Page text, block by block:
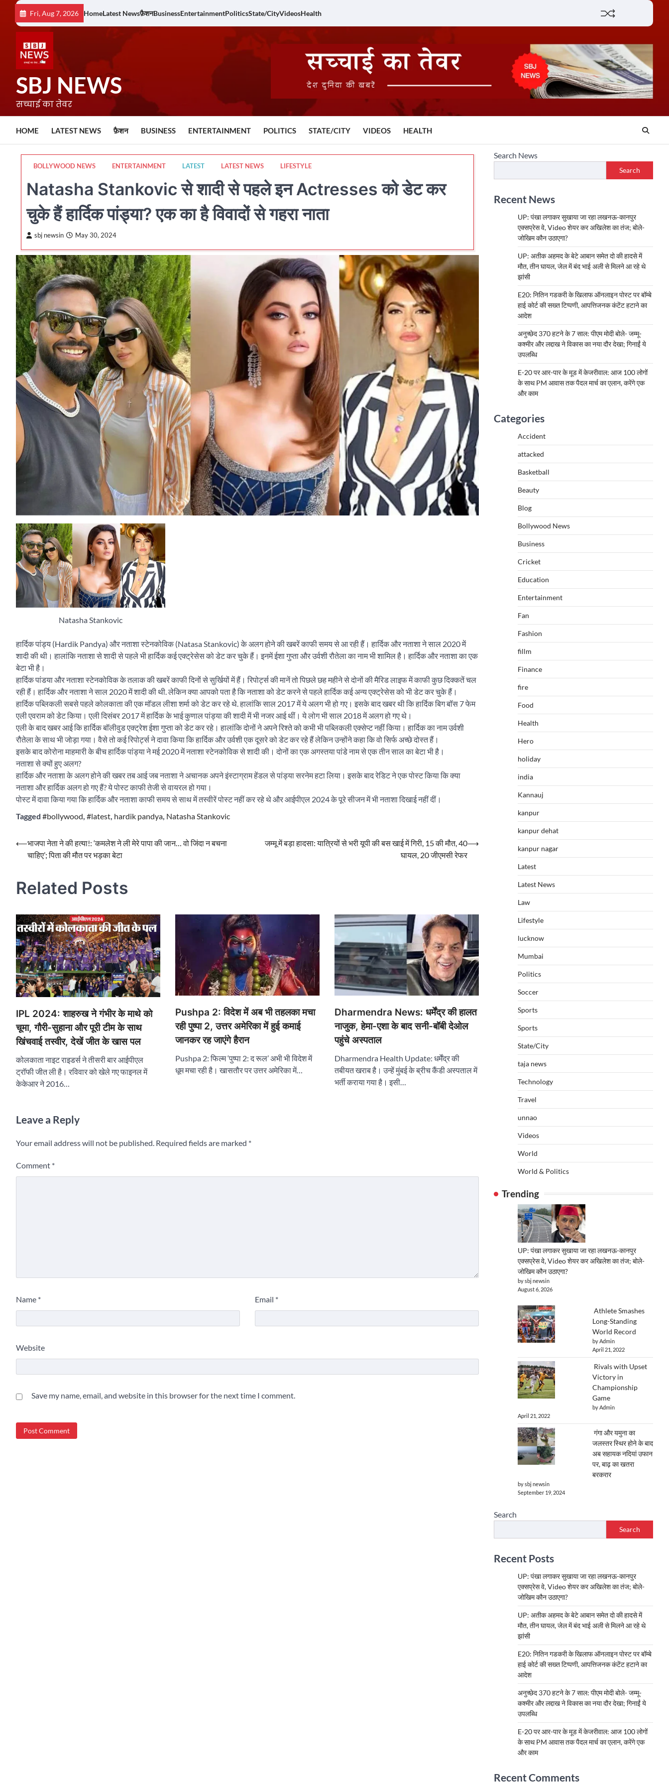
content
Fri, Aug 7, 2026 HomeLatest Newsफ़ैशनBusinessEntertainmentPoliticsState/CityVideosHealth
SBJ NEWS
सच्चाई का तेवर
HOME LATEST NEWS फ़ैशन BUSINESS ENTERTAINMENT POLITICS STATE/CITY VIDEOS HEALTH
BOLLYWOOD NEWS ENTERTAINMENT LATEST LATEST NEWS LIFESTYLE
Natasha Stankovic से शादी से पहले इन Actresses को डेट कर
चुके हैं हार्दिक पांड्या? एक का है विवादों से गहरा नाता
sbj newsin May 30, 2024
Natasha Stankovic
हार्दिक पांड्य (Hardik Pandya) और नताशा स्टेनकोविक (Natasa Stankovic) के अलग होने की खबरें काफी समय से आ रही हैं। हार्दिक और नताशा ने साल 2020 में
शादी की थी। हालांकि नताशा से शादी से पहले भी हार्दिक कई एक्ट्रेसेस को डेट कर चुके हैं। इनमें ईशा गुप्ता और उर्वशी रौतेला का नाम भी शामिल है। हार्दिक और नताशा का एक
बेटा भी है।
हार्दिक पांडया और नताशा स्टेनकोविक के तलाक की खबरें काफी दिनों से सुर्खियों में हैं। रिपोर्ट्स की मानें तो पिछले छह महीने से दोनों की मैरिड लाइफ में काफी कुछ दिक्कतें चल
रही हैं। हार्दिक और नताशा ने साल 2020 में शादी की थी. लेकिन क्या आपको पता है कि नताशा को डेट करने से पहले हार्दिक कई अन्य एक्ट्रेसेस को भी डेट कर चुके हैं।
हार्दिक पब्लिकली सबसे पहले कोलकाता की एक मॉडल लीशा शर्मा को डेट कर रहे थे. हालांकि साल 2017 में ये अलग भी हो गए। इसके बाद खबर थी कि हार्दिक बिग बॉस 7 फेम
एली एवराम को डेट किया। एली दिसंबर 2017 में हार्दिक के भाई कुणाल पांड्या की शादी में भी नजर आई थीं। ये लोग भी साल 2018 में अलग हो गए थे।
एली के बाद खबर आई कि हार्दिक बॉलीवुड एक्ट्रेश ईशा गुप्ता को डेट कर रहे। हालांकि दोनों ने अपने रिश्ते को कभी भी पब्लिकली एक्सेप्ट नहीं किया। हार्दिक का नाम उर्वशी
रौतेला के साथ भी जोड़ा गया। वैसे तो कई रिपोर्ट्स ने दावा किया कि हार्दिक और उर्वशी एक दूसरे को डेट कर रहे हैं लेकिन उन्होंने कहा कि वो सिर्फ अच्छे दोस्त हैं।
इसके बाद कोरोना माहमारी के बीच हार्दिक पांड्या ने मई 2020 में नताशा स्टेनकोविक से शादी की। दोनों का एक अगस्तया पांडे नाम से एक तीन साल का बेटा भी है।
नताशा से क्यों हुए अलग?
हार्दिक और नताशा के अलग होने की खबर तब आई जब नताशा ने अचानक अपने इंस्टाग्राम हेंडल से पांड्या सरनेम हटा लिया। इसके बाद रेडिट ने एक पोस्ट किया कि क्या
नताशा और हार्दिक अलग हो गए हैं? ये पोस्ट काफी तेजी से वायरल हो गया।
पोस्ट में दावा किया गया कि हार्दिक और नताशा काफी समय से साथ में तस्वीरें पोस्ट नहीं कर रहे थे और आईपीएल 2024 के पूरे सीजन में भी नताशा दिखाई नहीं दीं।
Tagged #bollywood #latest hardik pandya Natasha Stankovic
Post
navigation
⟵भाजपा नेता ने की हत्या!: ‘कमलेश ने ली मेरे पापा की जान… वो जिंदा न बचना
चाहिए’; पिता की मौत पर भड़का बेटा
जम्मू में बड़ा हादसा: यात्रियों से भरी यूपी की बस खाई में गिरी, 15 की मौत, 40
घायल, 20 जीएमसी रेफर
⟶
Related Posts
IPL 2024: शाहरुख ने गंभीर के माथे को
चूमा, गौरी-सुहाना और पूरी टीम के साथ
खिंचवाई तस्वीर, देखें जीत के खास पल
कोलकाता नाइट राइडर्स ने तीसरी बार आईपीएल
ट्रॉफी जीत ली है। रविवार को खेले गए फाइनल में
केकेआर ने 2016…
Pushpa 2: विदेश में अब भी तहलका मचा
रही पुष्पा 2, उत्तर अमेरिका में हुई कमाई
जानकर रह जाएंगे हैरान
Pushpa 2: फिल्म ‘पुष्पा 2: द रूल’ अभी भी विदेश में
धूम मचा रही है। खासतौर पर उत्तर अमेरिका में…
Dharmendra News: धर्मेंद्र की हालत
नाजुक, हेमा-एशा के बाद सनी-बॉबी देओल
पहुंचे अस्पताल
Dharmendra Health Update: धर्मेंद्र की
तबीयत खराब है। उन्हें मुंबई के ब्रीच कैंडी अस्पताल में
भर्ती कराया गया है। इसी…
Leave a Reply
Your email address will not be published. Required fields are marked *
Comment *
Name * Email *
Website
Save my name, email, and website in this browser for the next time I comment.
Search News
Search
Recent News
UP: पंखा लगाकर सुखाया जा रहा लखनऊ-कानपुर
एक्सप्रेस वे, Video शेयर कर अखिलेश का तंज; बोले-
जोखिम कौन उठाएगा?
UP: अतीक अहमद के बेटे आबान समेत दो की हादसे में
मौत, तीन घायल, जेल में बंद भाई अली से मिलने आ रहे थे
झांसी
E20: नितिन गडकरी के खिलाफ ऑनलाइन पोस्ट पर बॉम्बे
हाई कोर्ट की सख्त टिप्पणी, आपत्तिजनक कंटेंट हटाने का
आदेश
अनुच्छेद 370 हटने के 7 साल: पीएम मोदी बोले- जम्मू-
कश्मीर और लद्दाख ने विकास का नया दौर देखा; गिनाईं ये
उपलब्धि
E-20 पर आर-पार के मूड में केजरीवाल: आज 100 लोगों
के साथ PM आवास तक पैदल मार्च का एलान, करेंगे एक
और काम
Categories
Accident
attacked
Basketball
Beauty
Blog
Bollywood News
Business
Cricket
Education
Entertainment
Fan
Fashion
fillm
Finance
fire
Food
Health
Hero
holiday
india
Kannauj
kanpur
kanpur dehat
kanpur nagar
Latest
Latest News
Law
Lifestyle
lucknow
Mumbai
Politics
Soccer
Sports
Sports
State/City
taja news
Technology
Travel
unnao
Videos
World
World & Politics
Trending
UP: पंखा लगाकर सुखाया जा रहा लखनऊ-कानपुर
एक्सप्रेस वे, Video शेयर कर अखिलेश का तंज; बोले-
जोखिम कौन उठाएगा?
by sbj newsin
August 6, 2026
Athlete Smashes
Long-Standing
World Record
by Admin
April 21, 2022
Rivals with Upset
Victory in
Championship
Game
by Admin
April 21, 2022
गंगा और यमुना का
जलस्तर स्थिर होने के बाद
अब सहायक नदियां उफान
पर, बाढ़ का खतरा
बरकरार
by sbj newsin
September 19, 2024
Search
Search
Recent Posts
UP: पंखा लगाकर सुखाया जा रहा लखनऊ-कानपुर
एक्सप्रेस वे, Video शेयर कर अखिलेश का तंज; बोले-
जोखिम कौन उठाएगा?
UP: अतीक अहमद के बेटे आबान समेत दो की हादसे में
मौत, तीन घायल, जेल में बंद भाई अली से मिलने आ रहे थे
झांसी
E20: नितिन गडकरी के खिलाफ ऑनलाइन पोस्ट पर बॉम्बे
हाई कोर्ट की सख्त टिप्पणी, आपत्तिजनक कंटेंट हटाने का
आदेश
अनुच्छेद 370 हटने के 7 साल: पीएम मोदी बोले- जम्मू-
कश्मीर और लद्दाख ने विकास का नया दौर देखा; गिनाईं ये
उपलब्धि
E-20 पर आर-पार के मूड में केजरीवाल: आज 100 लोगों
के साथ PM आवास तक पैदल मार्च का एलान, करेंगे एक
और काम
Recent Comments